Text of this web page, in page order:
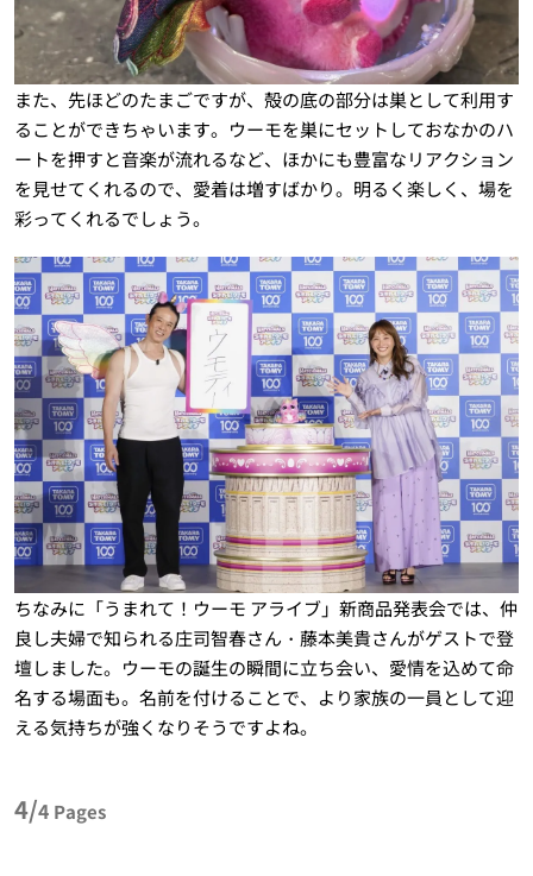
また、先ほどのたまごですが、殻の底の部分は巣として利用す
ることができちゃいます。ウーモを巣にセットしておなかのハ
ートを押すと音楽が流れるなど、ほかにも豊富なリアクション
を見せてくれるので、愛着は増すばかり。明るく楽しく、場を
彩ってくれるでしょう。
ちなみに「うまれて！ウーモ アライブ」新商品発表会では、仲
良し夫婦で知られる庄司智春さん・藤本美貴さんがゲストで登
壇しました。ウーモの誕生の瞬間に立ち会い、愛情を込めて命
名する場面も。名前を付けることで、より家族の一員として迎
える気持ちが強くなりそうですよね。
4/4 Pages